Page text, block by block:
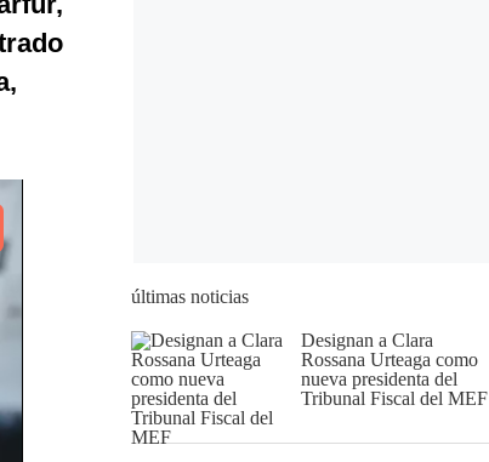
últimas noticias
Designan a Clara
Rossana Urteaga como
nueva presidenta del
Tribunal Fiscal del MEF